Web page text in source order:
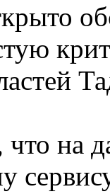
что на